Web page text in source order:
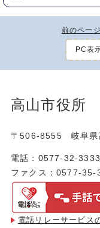
前のペー
PC表
高山市役所
〒506-8555 岐阜
電話：0577-32-
ファクス：0577-35-
電話リレーサービス